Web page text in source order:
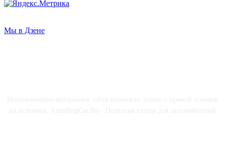
Мы в Дзене